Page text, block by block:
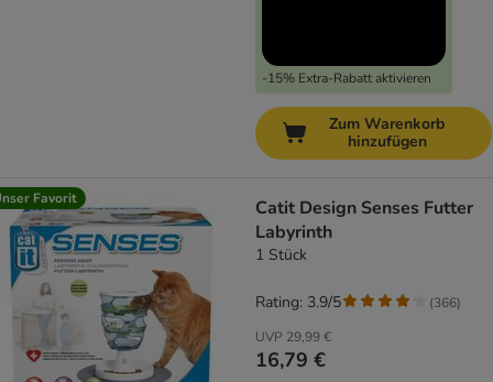
-15% Extra-Rabatt aktivieren
Zum Warenkorb
hinzufügen
Favorit
Catit Design Senses Futter
Labyrinth
1 Stück
UVP 29,99 €
16,79 €
Rating: 3.9/5 (366)